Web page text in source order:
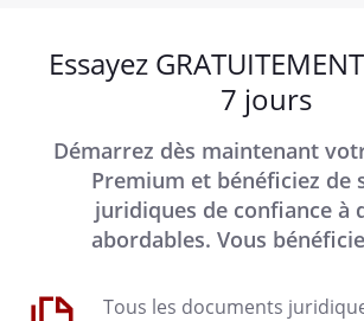
Essayez
7 jours
Démarrez dès maintenant
Premium et bénéficiez de
juridiques de confiance à
abordables. Vous
Tous les documents